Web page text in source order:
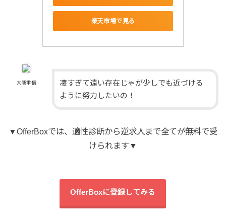
楽天市場で見る
大隈重信
凄すぎて遠い存在じゃが少しでも近づける
ように努力したいの！
▼OfferBoxでは、適性診断から逆求人まで全てが無料で受
けられます▼
OfferBoxに登録してみる